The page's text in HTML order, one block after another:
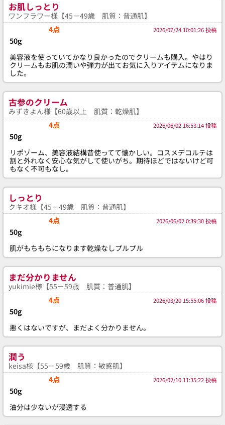
お肌しっとり
ワンフラワー様【45－49歳 肌質：普通肌】
4点
2026/07/24 10:01:26 投稿
50g
美容液を使っていてかなり良かったのでクリームも購入。やはり
クリームもお肌の潤いや弾力が出てお気に入りアイテムになりま
した。
古参のクリーム
みずきよん様【60歳以上 肌質：乾燥肌】
4点
2026/06/02 16:53:14 投稿
50g
リポゾーム、美容液結構昔使ってて懐かしい。コスメデコルテは
割と外れなく安心な気がして使いがち。期待ほどではないけど可
もなく不可もなし。
しっとり
クキオ様【45－49歳 肌質：普通肌】
4点
2026/06/02 0:39:30 投稿
50g
肌がもちもちになります乾燥なしプルプル
まだ分かりません
yukimie様【55－59歳 肌質：普通肌】
4点
2026/03/20 15:55:06 投稿
50g
悪くはないですが、まだよく分かりません。
潤う
keisa様【55－59歳 肌質：敏感肌】
4点
2026/02/10 11:35:22 投稿
50g
油分は少ないが浸透する